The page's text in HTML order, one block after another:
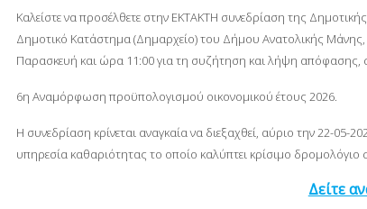
Καλείστε να προσέλθετε στην ΕΚΤΑΚΤΗ συνεδρίαση της
Δημοτικό Κατάστημα (Δημαρχείο) του Δήμου Ανατολικής
Παρασκευή και ώρα 11:00 για τη συζήτηση και λήψη απόφασης,
6η Αναμόρφωση προϋπολογισμού οικονομικού έτους 2026.
Η συνεδρίαση κρίνεται αναγκαία να διεξαχθεί, αύριο την 22-
υπηρεσία καθαριότητας το οποίο καλύπτει κρίσιμο
Δείτε